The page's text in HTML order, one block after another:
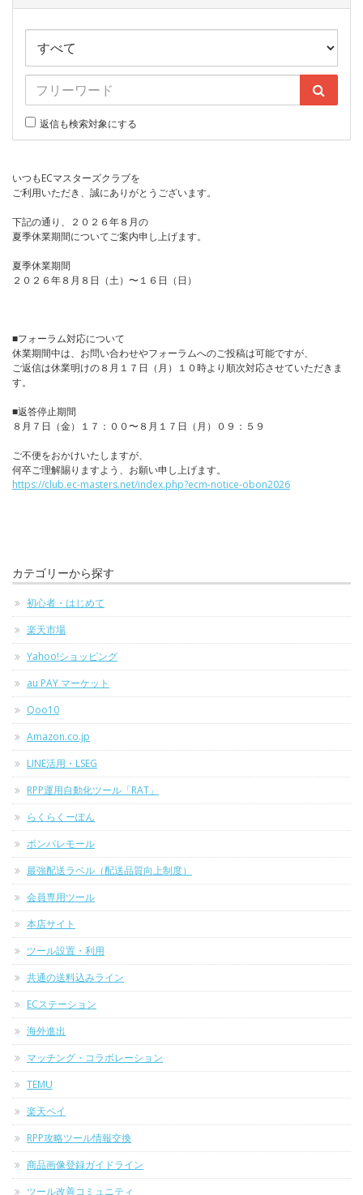
返信も検索対象にする
いつもECマスターズクラブを
ご利用いただき、誠にありがとうございます。
下記の通り、２０２６年８月の
夏季休業期間についてご案内申し上げます。
夏季休業期間
２０２６年８月８日（土）〜１６日（日）
■フォーラム対応について
休業期間中は、お問い合わせやフォーラムへのご投稿は可能ですが、
ご返信は休業明けの８月１７日（月）１０時より順次対応させていただきま
す。
■返答停止期間
８月７日（金）１７：００〜８月１７日（月）０９：５９
ご不便をおかけいたしますが、
何卒ご理解賜りますよう、お願い申し上げます。
https://club.ec-masters.net/index.php?ecm-notice-obon2026
カテゴリーから探す
初心者・はじめて
楽天市場
Yahoo!ショッピング
au PAY マーケット
Qoo10
Amazon.co.jp
LINE活用・LSEG
RPP運用自動化ツール「RAT」
らくらくーぽん
ポンパレモール
最強配送ラベル（配送品質向上制度）
会員専用ツール
本店サイト
ツール設置・利用
共通の送料込みライン
ECステーション
海外進出
マッチング・コラボレーション
TEMU
楽天ペイ
RPP攻略ツール情報交換
商品画像登録ガイドライン
ツール改善コミュニティ